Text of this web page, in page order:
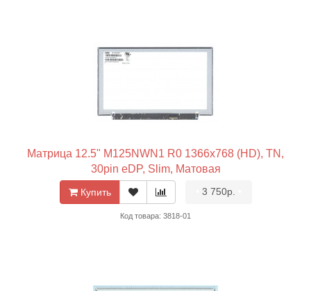
Матрица 12.5" M125NWN1 R0 1366x768 (HD), TN,
30pin eDP, Slim, Матовая
Купить 3 750р.
Код товара: 3818-01